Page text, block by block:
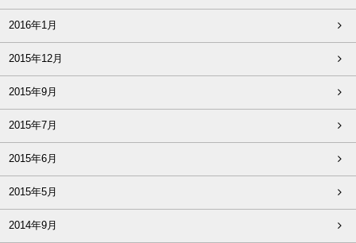
2016年1月
2015年12月
2015年9月
2015年7月
2015年6月
2015年5月
2014年9月